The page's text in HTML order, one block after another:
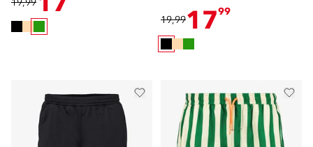
19,991799